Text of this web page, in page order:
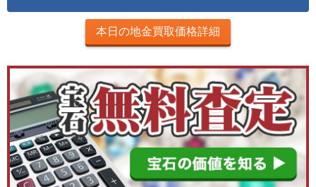
本日の地金買取価格詳細